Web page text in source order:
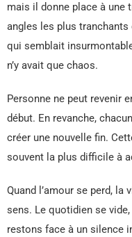
mais il donne place à
angles les plus tranchants
qui semblait
n’y avait que chaos.
Personne ne peut revenir
début. En revanche,
créer une nouvelle fin.
souvent la plus difficile à
Quand l’amour se perd,
sens. Le quotidien se
restons face à un silence